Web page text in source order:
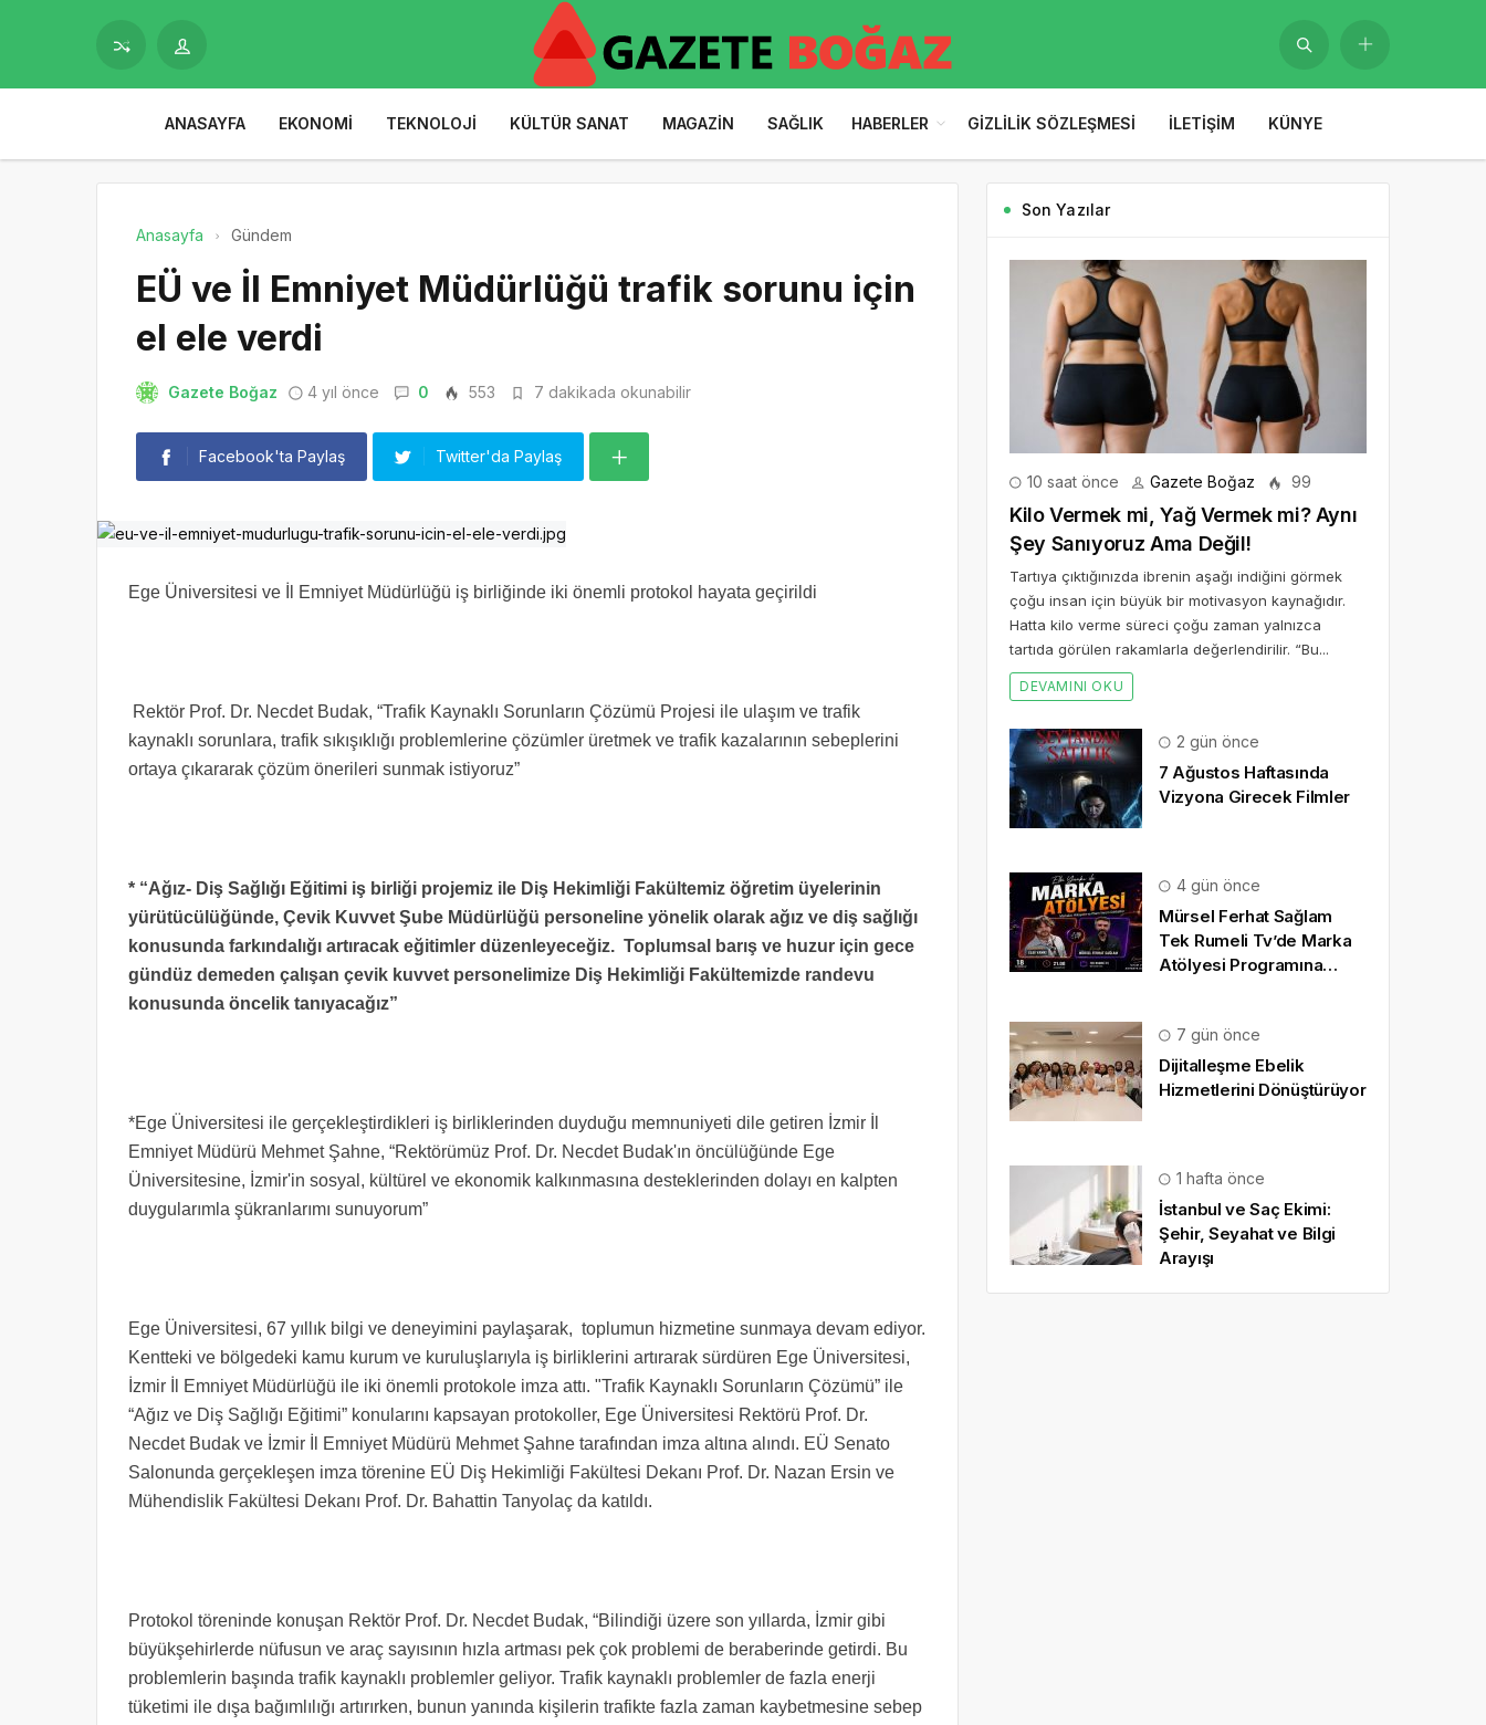
ANASAYFA EKONOMI TEKNOLOJI KÜLTÜR SANAT MAGAZIN SAĞLIK HABERLER GIZLILIK SÖZLEŞMESI İLETIŞIM KÜNYE
Anasayfa Gündem
EÜ ve İl Emniyet Müdürlüğü trafik sorunu için
el ele verdi
Gazete Boğaz 4 yıl önce 0 553 7 dakikada okunabilir
Facebook'ta Paylaş Twitter'da Paylaş
Ege Üniversitesi ve İl Emniyet Müdürlüğü iş birliğinde iki önemli protokol hayata geçirildi
Rektör Prof. Dr. Necdet Budak, “Trafik Kaynaklı Sorunların Çözümü Projesi ile ulaşım ve trafik
kaynaklı sorunlara, trafik sıkışıklığı problemlerine çözümler üretmek ve trafik kazalarının sebeplerini
ortaya çıkararak çözüm önerileri sunmak istiyoruz”
* “Ağız- Diş Sağlığı Eğitimi iş birliği projemiz ile Diş Hekimliği Fakültemiz öğretim üyelerinin
yürütücülüğünde, Çevik Kuvvet Şube Müdürlüğü personeline yönelik olarak ağız ve diş sağlığı
konusunda farkındalığı artıracak eğitimler düzenleyeceğiz. Toplumsal barış ve huzur için gece
gündüz demeden çalışan çevik kuvvet personelimize Diş Hekimliği Fakültemizde randevu
konusunda öncelik tanıyacağız”
*Ege Üniversitesi ile gerçekleştirdikleri iş birliklerinden duyduğu memnuniyeti dile getiren İzmir İl
Emniyet Müdürü Mehmet Şahne, “Rektörümüz Prof. Dr. Necdet Budak'ın öncülüğünde Ege
Üniversitesine, İzmir'in sosyal, kültürel ve ekonomik kalkınmasına desteklerinden dolayı en kalpten
duygularımla şükranlarımı sunuyorum”
Ege Üniversitesi, 67 yıllık bilgi ve deneyimini paylaşarak, toplumun hizmetine sunmaya devam ediyor.
Kentteki ve bölgedeki kamu kurum ve kuruluşlarıyla iş birliklerini artırarak sürdüren Ege Üniversitesi,
İzmir İl Emniyet Müdürlüğü ile iki önemli protokole imza attı. "Trafik Kaynaklı Sorunların Çözümü” ile
“Ağız ve Diş Sağlığı Eğitimi” konularını kapsayan protokoller, Ege Üniversitesi Rektörü Prof. Dr.
Necdet Budak ve İzmir İl Emniyet Müdürü Mehmet Şahne tarafından imza altına alındı. EÜ Senato
Salonunda gerçekleşen imza törenine EÜ Diş Hekimliği Fakültesi Dekanı Prof. Dr. Nazan Ersin ve
Mühendislik Fakültesi Dekanı Prof. Dr. Bahattin Tanyolaç da katıldı.
Protokol töreninde konuşan Rektör Prof. Dr. Necdet Budak, “Bilindiği üzere son yıllarda, İzmir gibi
büyükşehirlerde nüfusun ve araç sayısının hızla artması pek çok problemi de beraberinde getirdi. Bu
problemlerin başında trafik kaynaklı problemler geliyor. Trafik kaynaklı problemler de fazla enerji
tüketimi ile dışa bağımlılığı artırırken, bunun yanında kişilerin trafikte fazla zaman kaybetmesine sebep
Son Yazılar
10 saat önce Gazete Boğaz 99
Kilo Vermek mi, Yağ Vermek mi? Aynı
Şey Sanıyoruz Ama Değil!
Tartıya çıktığınızda ibrenin aşağı indiğini görmek
çoğu insan için büyük bir motivasyon kaynağıdır.
Hatta kilo verme süreci çoğu zaman yalnızca
tartıda görülen rakamlarla değerlendirilir. “Bu...
DEVAMINI OKU
2 gün önce
7 Ağustos Haftasında
Vizyona Girecek Filmler
4 gün önce
Mürsel Ferhat Sağlam
Tek Rumeli Tv’de Marka
Atölyesi Programına
7 gün önce
Dijitalleşme Ebelik
Hizmetlerini Dönüştürüyor
1 hafta önce
İstanbul ve Saç Ekimi:
Şehir, Seyahat ve Bilgi
Arayışı